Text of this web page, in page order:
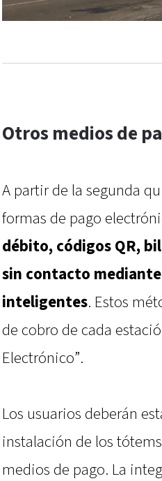
Otros medios de
A partir de la segunda
formas de pago
débito, códigos QR,
sin contacto
inteligentes. Estos
de cobro de cada
Electrónico”.
Los usuarios deberán
instalación de los
medios de pago. La